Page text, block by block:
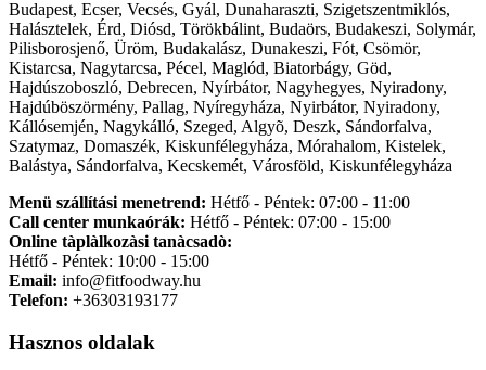
Budapest, Ecser, Vecsés, Gyál, Dunaharaszti, Szigetszentmiklós,
Halásztelek, Érd, Diósd, Törökbálint, Budaörs, Budakeszi, Solymár,
Pilisborosjenő, Üröm, Budakalász, Dunakeszi, Fót, Csömör,
Kistarcsa, Nagytarcsa, Pécel, Maglód, Biatorbágy, Göd,
Hajdúszoboszló, Debrecen, Nyírbátor, Nagyhegyes, Nyiradony,
Hajdúböszörmény, Pallag, Nyíregyháza, Nyirbátor, Nyiradony,
Kállósemjén, Nagykálló, Szeged, Algyõ, Deszk, Sándorfalva,
Szatymaz, Domaszék, Kiskunfélegyháza, Mórahalom, Kistelek,
Balástya, Sándorfalva, Kecskemét, Városföld, Kiskunfélegyháza
Menü szállítási menetrend: Hétfő - Péntek: 07:00 - 11:00
Call center munkaórák: Hétfő - Péntek: 07:00 - 15:00
Online tàplàlkozàsi tanàcsadò:
Hétfő - Péntek: 10:00 - 15:00
Email: info@fitfoodway.hu
Telefon: +36303193177
Hasznos oldalak